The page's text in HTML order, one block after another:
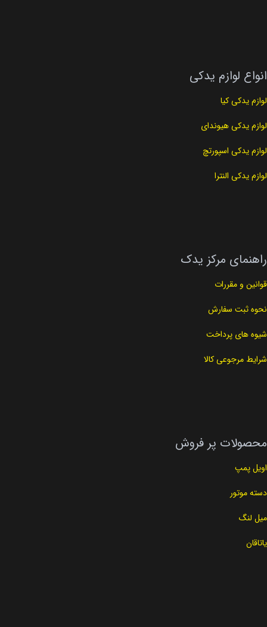
انواع لوازم یدکی
لوازم یدکی کیا
لوازم یدکی هیوندای
لوازم یدکی اسپورتچ
لوازم یدکی النترا
راهنمای مرکز یدک
قوانین و مقررات
نحوه ثبت سفارش
شیوه های پرداخت
شرایط مرجوعی کالا
محصولات پر فروش
اویل پمپ
دسته موتور
میل لنگ
یاتاقان